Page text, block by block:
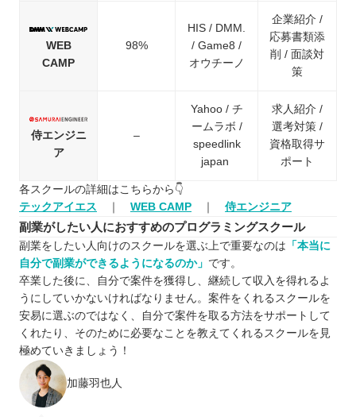
WEB
CAMP
98%
HIS / DMM.
/ Game8 /
オウチーノ
企業紹介 /
応募書類添
削 / 面談対
策
侍エンジニ
ア
–
Yahoo / チ
ームラボ /
speedlink
japan
求人紹介 /
選考対策 /
資格取得サ
ポート
各スクールの詳細はこちらから👇
テックアイエス
WEB CAMP 侍エンジニア
副業がしたい人におすすめのプログラミングスクール
副業をしたい人向けのスクールを選ぶ上で重要なのは 「本当に
自分で副業ができるようになるのか」 です。
卒業した後に、自分で案件を獲得し、継続して収入を得れるよ
うにしていかないければなりません。案件をくれるスクールを
安易に選ぶのではなく、自分で案件を取る方法をサポートして
くれたり、そのために必要なことを教えてくれるスクールを見
極めていきましょう！
加藤羽也人